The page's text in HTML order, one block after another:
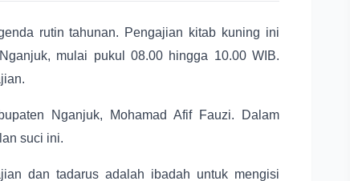
rutin tahunan. Pengajian kitab kuning ini
mulai pukul 08.00 hingga 10.00 WIB.
Nganjuk, Mohamad Afif Fauzi. Dalam
suci ini.
dan tadarus adalah ibadah untuk mengisi